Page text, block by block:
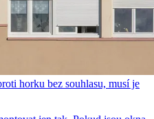
horku bez souhlasu, musí je